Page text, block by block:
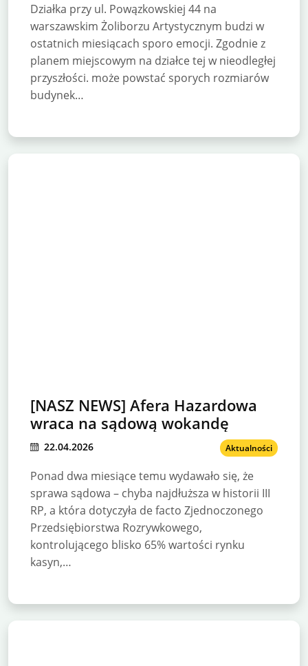
Działka przy ul. Powązkowskiej 44 na
warszawskim Żoliborzu Artystycznym budzi w
ostatnich miesiącach sporo emocji. Zgodnie z
planem miejscowym na działce tej w nieodległej
przyszłości. może powstać sporych rozmiarów
budynek…
[NASZ NEWS] Afera Hazardowa
wraca na sądową wokandę
22.04.2026 Aktualności
Ponad dwa miesiące temu wydawało się, że
sprawa sądowa – chyba najdłuższa w historii III
RP, a która dotyczyła de facto Zjednoczonego
Przedsiębiorstwa Rozrywkowego,
kontrolującego blisko 65% wartości rynku
kasyn,…